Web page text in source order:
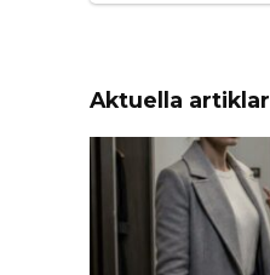
Aktuella artiklar